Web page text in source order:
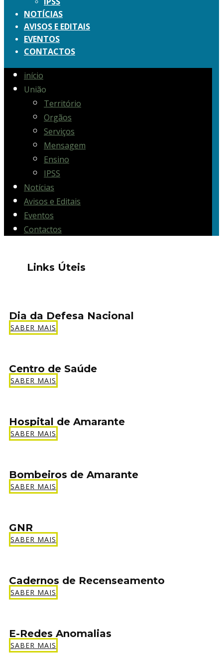
NOTÍCIAS
AVISOS E EDITAIS
EVENTOS
CONTACTOS
início
União
Território
Orgãos
Serviços
Mensagem
Ensino
IPSS
Notícias
Avisos e Editais
Eventos
Contactos
Links Úteis
Dia da Defesa Nacional
SABER MAIS
Centro de Saúde
SABER MAIS
Hospital de Amarante
SABER MAIS
Bombeiros de Amarante
SABER MAIS
GNR
SABER MAIS
Cadernos de Recenseamento
SABER MAIS
E-Redes Anomalias
SABER MAIS